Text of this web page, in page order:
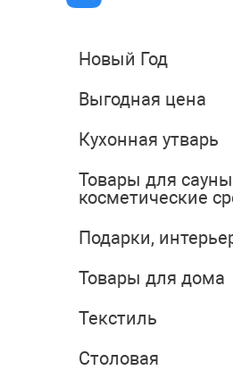
Новый Год
Выгодная цена
Кухонная утварь
Товары для
косметические
Подарки,
Товары для дома
Текстиль
Столовая